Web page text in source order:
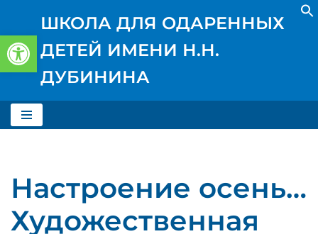
Открыть панель инструментов
Перейти
к
содержимому
ШКОЛА ДЛЯ ОДАРЕННЫХ
ДЕТЕЙ ИМЕНИ Н.Н.
ДУБИНИНА
Настроение осень…
Художественная